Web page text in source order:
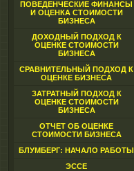
ПОВЕДЕНЧЕСКИЕ ФИНАНСЫ
И ОЦЕНКА СТОИМОСТИ
БИЗНЕСА
ДОХОДНЫЙ ПОДХОД К
ОЦЕНКЕ СТОИМОСТИ
БИЗНЕСА
СРАВНИТЕЛЬНЫЙ ПОДХОД К
ОЦЕНКЕ БИЗНЕСА
ЗАТРАТНЫЙ ПОДХОД К
ОЦЕНКЕ СТОИМОСТИ
БИЗНЕСА
ОТЧЕТ ОБ ОЦЕНКЕ
СТОИМОСТИ БИЗНЕСА
БЛУМБЕРГ: НАЧАЛО РАБОТЫ
ЭССЕ